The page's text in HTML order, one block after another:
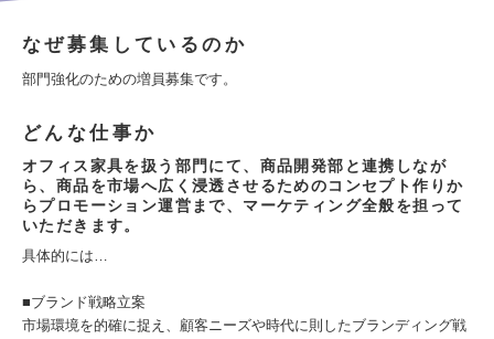
なぜ募集しているのか
部門強化のための増員募集です。
どんな仕事か
オフィス家具を扱う部門にて、商品開発部と連携しなが
ら、商品を市場へ広く浸透させるためのコンセプト作りか
らプロモーション運営まで、マーケティング全般を担って
いただきます。
具体的には…
■ブランド戦略立案
市場環境を的確に捉え、顧客ニーズや時代に則したブランディング戦